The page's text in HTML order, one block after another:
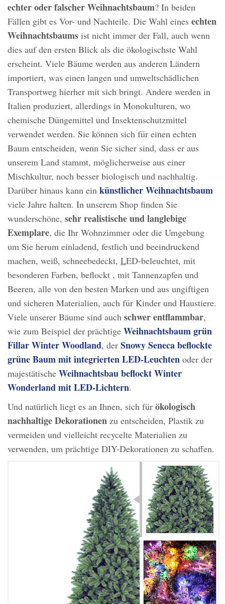
echter oder falscher Weihnachtsbaum? In beiden
Fällen gibt es Vor- und Nachteile. Die Wahl eines echten
Weihnachtsbaums ist nicht immer der Fall, auch wenn
dies auf den ersten Blick als die ökologischste Wahl
erscheint. Viele Bäume werden aus anderen Ländern
importiert, was einen langen und umweltschädlichen
Transportweg hierher mit sich bringt. Andere werden in
Italien produziert, allerdings in Monokulturen, wo
chemische Düngemittel und Insektenschutzmittel
verwendet werden. Sie können sich für einen echten
Baum entscheiden, wenn Sie sicher sind, dass er aus
unserem Land stammt, möglicherweise aus einer
Mischkultur, noch besser biologisch und nachhaltig.
Darüber hinaus kann ein künstlicher Weihnachtsbaum
viele Jahre halten. In unserem Shop finden Sie
wunderschöne, sehr realistische und langlebige
Exemplare, die Ihr Wohnzimmer oder die Umgebung
um Sie herum einladend, festlich und beeindruckend
machen, weiß, schneebedeckt, LED-beleuchtet, mit
besonderen Farben, beflockt , mit Tannenzapfen und
Beeren, alle von den besten Marken und aus ungiftigen
und sicheren Materialien, auch für Kinder und Haustiere.
Viele unserer Bäume sind auch schwer entflammbar,
wie zum Beispiel der prächtige Weihnachtsbaum grün
Fillar Winter Woodland, der Snowy Seneca beflockte
grüne Baum mit integrierten LED-Leuchten oder der
majestätische Weihnachtsbau beflockt Winter
Wonderland mit LED-Lichtern.
Und natürlich liegt es an Ihnen, sich für ökologisch
nachhaltige Dekorationen zu entscheiden, Plastik zu
vermeiden und vielleicht recycelte Materialien zu
verwenden, um prächtige DIY-Dekorationen zu schaffen.